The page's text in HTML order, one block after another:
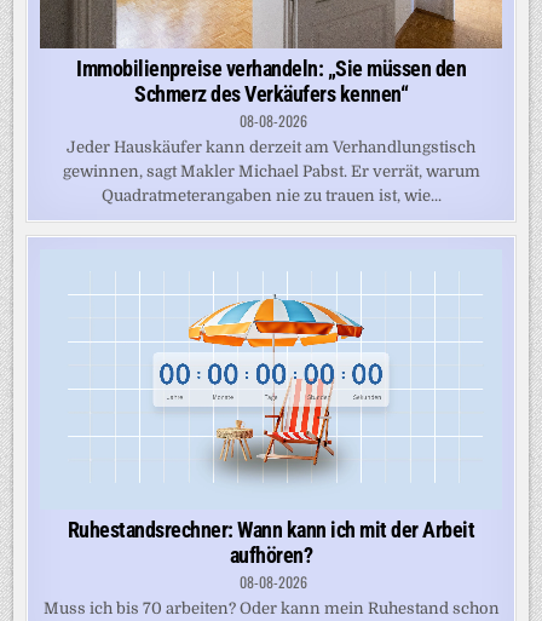
Immobilienpreise verhandeln: „Sie müssen den
Schmerz des Verkäufers kennen“
08-08-2026
Jeder Hauskäufer kann derzeit am Verhandlungstisch
gewinnen, sagt Makler Michael Pabst. Er verrät, warum
Quadratmeterangaben nie zu trauen ist, wie...
Ruhestandsrechner: Wann kann ich mit der Arbeit
aufhören?
08-08-2026
Muss ich bis 70 arbeiten? Oder kann mein Ruhestand schon